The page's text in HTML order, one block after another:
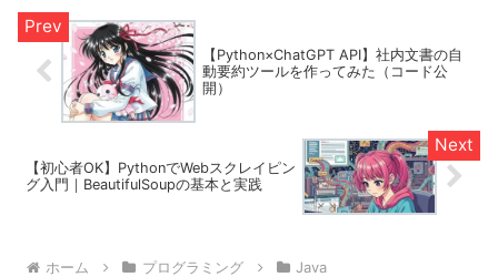
【Python×ChatGPT API】社内文書の自
動要約ツールを作ってみた（コード公
開）
【初心者OK】PythonでWebスクレイピン
グ入門｜BeautifulSoupの基本と実践
ホーム プログラミング Java